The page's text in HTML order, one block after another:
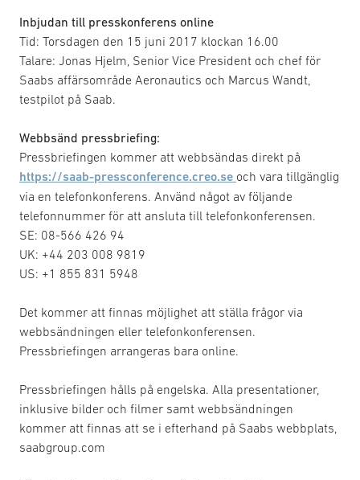
Inbjudan till presskonferens online
Tid: Torsdagen den 15 juni 2017 klockan 16.00
Talare: Jonas Hjelm, Senior Vice President och chef för
Saabs affärsområde Aeronautics och Marcus Wandt,
testpilot på Saab.
Webbsänd pressbriefing:
Pressbriefingen kommer att webbsändas direkt på
https://saab-pressconference.creo.se och vara tillgänglig
via en telefonkonferens. Använd något av följande
telefonnummer för att ansluta till telefonkonferensen.
SE: 08-566 426 94
UK: +44 203 008 9819
US: +1 855 831 5948
Det kommer att finnas möjlighet att ställa frågor via
webbsändningen eller telefonkonferensen.
Pressbriefingen arrangeras bara online.
Pressbriefingen hålls på engelska. Alla presentationer,
inklusive bilder och filmer samt webbsändningen
kommer att finnas att se i efterhand på Saabs webbplats,
saabgroup.com